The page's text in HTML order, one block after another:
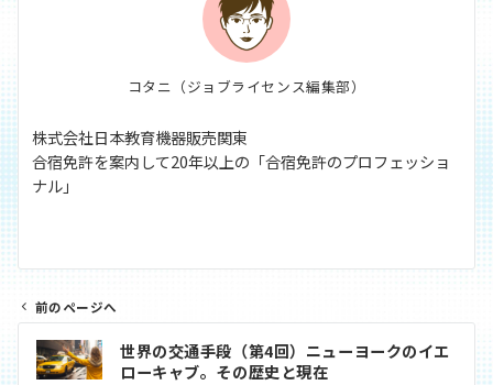
コタニ（ジョブライセンス編集部）
株式会社日本教育機器販売関東
合宿免許を案内して20年以上の「合宿免許のプロフェッショ
ナル」
前のページへ
世界の交通手段（第4回）ニューヨークのイエ
ローキャブ。その歴史と現在